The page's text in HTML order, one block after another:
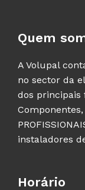
Quem
A Volupal
no sector da
dos principais
instaladores
Horário